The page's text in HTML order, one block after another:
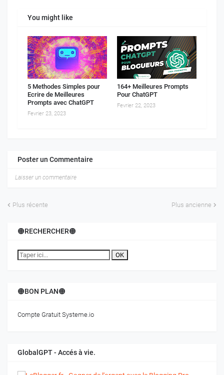
You might like
5 Methodes Simples pour
Ecrire de Meilleures
Prompts avec ChatGPT
Fevrier 23, 2023
164+ Meilleures Prompts
Pour ChatGPT
Fevrier 22, 2023
Poster un Commentaire
Laisser un commentaire
Plus récente Plus ancienne
🟠RECHERCHER🟠
OK
🟠BON PLAN🟠
Compte Gratuit Systeme.io
GlobalGPT - Accés à vie.